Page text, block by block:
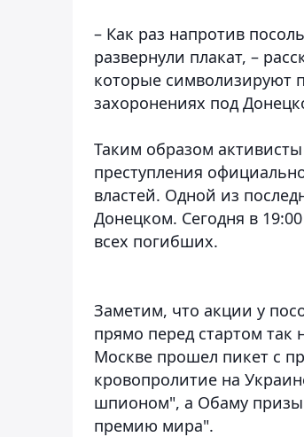
– Как раз напротив
развернули плакат, –
которые символизируют
захоронениях под
Таким образом
преступления
властей. Одной из
Донецком. Сегодня в
всех погибших.
Заметим, что акции у
прямо перед стартом так
Москве прошел пикет с
кровопролитие на
шпионом", а Обаму
премию мира".